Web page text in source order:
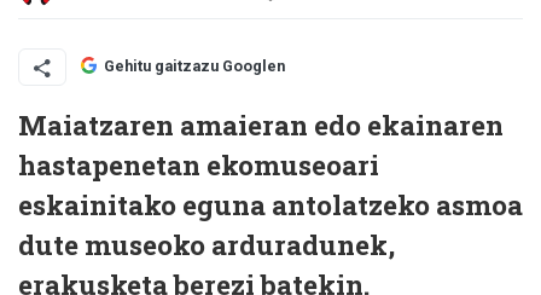
Gehitu gaitzazu Googlen
Maiatzaren amaieran edo ekainaren
hastapenetan ekomuseoari
eskainitako eguna antolatzeko asmoa
dute museoko arduradunek,
erakusketa berezi batekin.